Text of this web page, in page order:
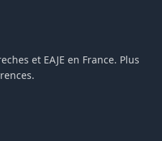
et EAJE en France. Plus